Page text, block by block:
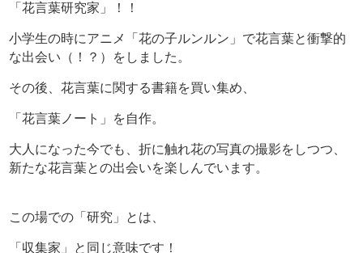
「花言葉研究家」！！
小学生の時にアニメ「花の子ルンルン」で花言葉と衝撃的
な出会い（！？）をしました。
その後、花言葉に関する書籍を買い集め、
「花言葉ノート」を自作。
大人になった今でも、折に触れ花の写真の撮影をしつつ、
新たな花言葉との出会いを楽しんでいます。
この場での「研究」とは、
「収集家」と同じ意味です！